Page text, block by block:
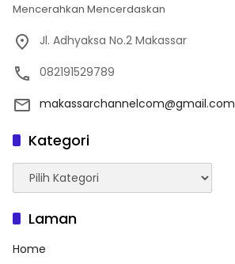
Mencerahkan Mencerdaskan
Jl. Adhyaksa No.2 Makassar
082191529789
makassarchannelcom@gmail.com
Kategori
Kategori
Laman
Home